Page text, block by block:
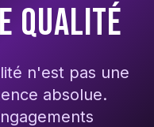
QUALITÉ
n'est pas une
absolue.